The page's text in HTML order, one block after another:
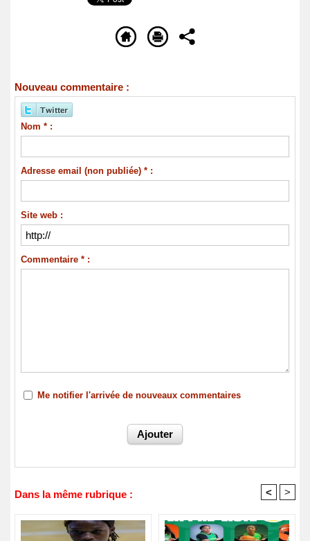
Nouveau commentaire :
Nom * :
Adresse email (non publiée) * :
Site web :
Commentaire * :
Me notifier l'arrivée de nouveaux commentaires
Dans la même rubrique : < >